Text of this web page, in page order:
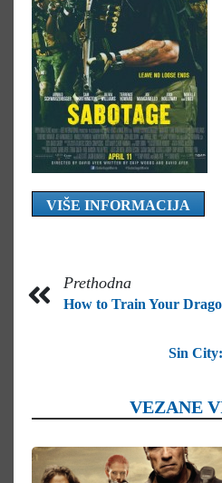
VIŠE INFORMACIJA
Prethodna
How to Train Your
Sin
VEZANE